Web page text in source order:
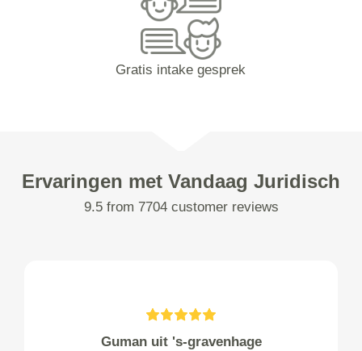
Gratis intake gesprek
Ervaringen met Vandaag Juridisch
9.5 from 7704 customer reviews
Guman uit 's-gravenhage